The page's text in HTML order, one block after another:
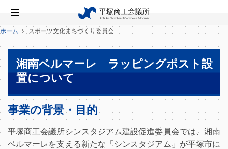
ホーム スポーツ文化まちづくり委員会
湘南ベルマーレ ラッピングポスト設
置について
事業の背景・目的
平塚商工会議所シンスタジアム建設促進委員会では、湘南
ベルマーレを支える新たな「シンスタジアム」が平塚市に